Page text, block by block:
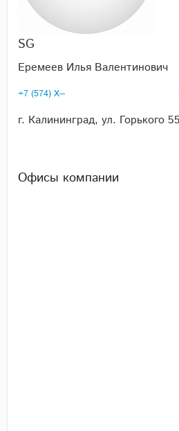
SG
Еремеев Илья Валентинович
+7 (574) X--
г. Калининград, ул. Горького
Офисы компании